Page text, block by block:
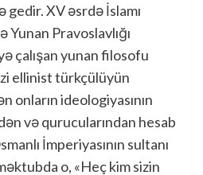
XV əsrdə İslamı
Yunan Pravoslavlığı
çalışan yunan filosofu
ellinist türkçülüyün
onların ideologiyasının
və qurucularından hesab
İmperiyasının sultanı
o, «Heç kim sizin